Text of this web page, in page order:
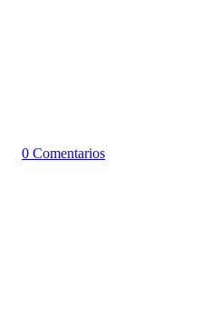
0 Comentarios